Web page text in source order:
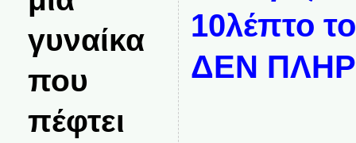
γυναίκα
που
πέφτει
10λέπτο
ΔΕΝ